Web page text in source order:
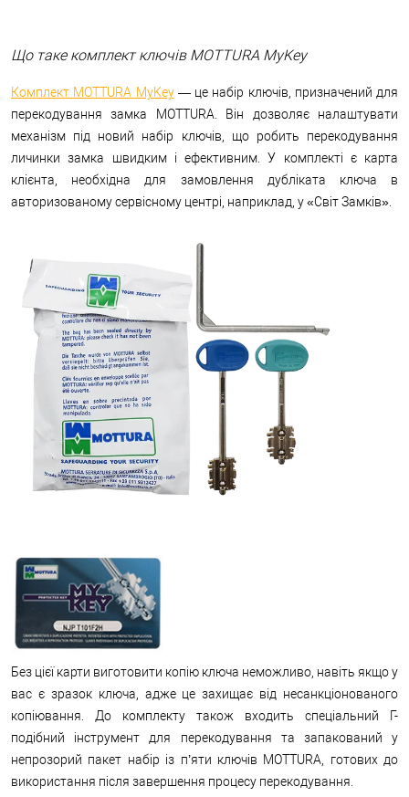
Що таке комплект ключів MOTTURA MyKey
Комплект MOTTURA MyKey— це набір ключів, призначений для
перекодування замка MOTTURA. Він дозволяє налаштувати
механізм під новий набір ключів, що робить перекодування
личинки замка швидким і ефективним. У комплекті є карта
клієнта, необхідна для замовлення дубліката ключа в
авторизованому сервісному центрі, наприклад, у «Світ Замків».
Без цієї карти виготовити копію ключа неможливо, навіть якщо у
вас є зразок ключа, адже це захищає від несанкціонованого
копіювання. До комплекту також входить спеціальний Г-
подібний інструмент для перекодування та запакований у
непрозорий пакет набір із п’яти ключів MOTTURA, готових до
використання після завершення процесу перекодування.